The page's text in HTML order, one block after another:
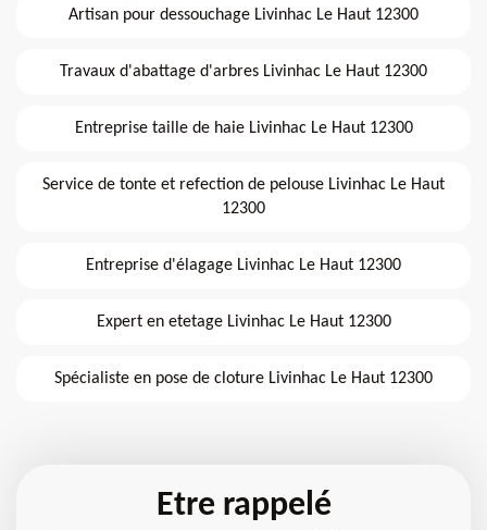
Artisan pour dessouchage Livinhac Le Haut 12300
Travaux d'abattage d'arbres Livinhac Le Haut 12300
Entreprise taille de haie Livinhac Le Haut 12300
Service de tonte et refection de pelouse Livinhac Le Haut
12300
Entreprise d'élagage Livinhac Le Haut 12300
Expert en etetage Livinhac Le Haut 12300
Spécialiste en pose de cloture Livinhac Le Haut 12300
Etre rappelé